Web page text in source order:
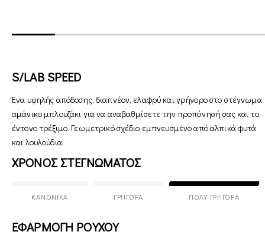
S/LAB SPEED
Ένα υψηλής απόδοσης, διαπνέον, ελαφρύ και γρήγορο στο στέγνωμα
αμάνικο μπλουζάκι για να αναβαθμίσετε την προπόνησή σας και το
έντονο τρέξιμο. Γεωμετρικό σχέδιο εμπνευσμένο από αλπικά φυτά
και λουλούδια.
ΧΡΟΝΟΣ ΣΤΕΓΝΩΜΑΤΟΣ
ΚΑΝΟΝΙΚΆ ΓΡΉΓΟΡΑ ΠΟΛΎ ΓΡΉΓΟΡΑ
ΕΦΑΡΜΟΓΗ ΡΟΥΧΟΥ